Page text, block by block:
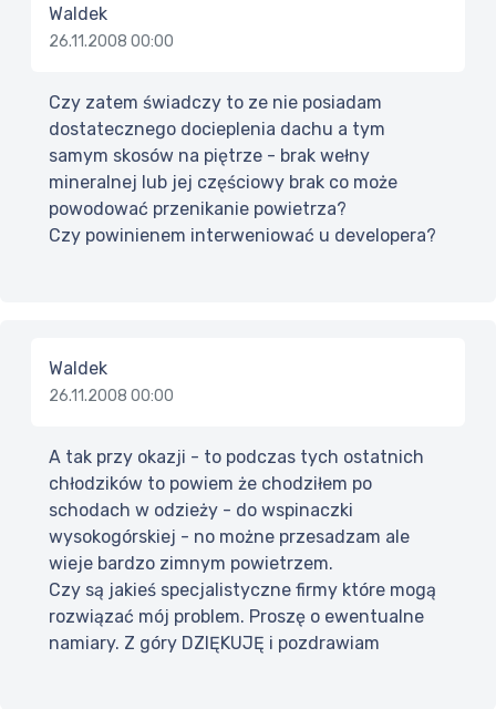
Waldek
26.11.2008 00:00
Czy zatem świadczy to ze nie posiadam
dostatecznego docieplenia dachu a tym
samym skosów na piętrze - brak wełny
mineralnej lub jej częściowy brak co może
powodować przenikanie powietrza?
Czy powinienem interweniować u developera?
Waldek
26.11.2008 00:00
A tak przy okazji - to podczas tych ostatnich
chłodzików to powiem że chodziłem po
schodach w odzieży - do wspinaczki
wysokogórskiej - no możne przesadzam ale
wieje bardzo zimnym powietrzem.
Czy są jakieś specjalistyczne firmy które mogą
rozwiązać mój problem. Proszę o ewentualne
namiary. Z góry DZIĘKUJĘ i pozdrawiam